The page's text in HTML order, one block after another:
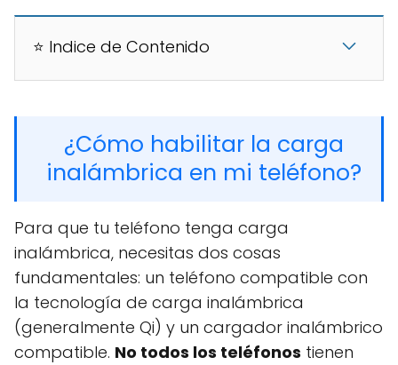
⭐ Indice de Contenido
¿Cómo habilitar la carga
inalámbrica en mi teléfono?
Para que tu teléfono tenga carga
inalámbrica, necesitas dos cosas
fundamentales: un teléfono compatible con
la tecnología de carga inalámbrica
(generalmente Qi) y un cargador inalámbrico
compatible. No todos los teléfonos tienen